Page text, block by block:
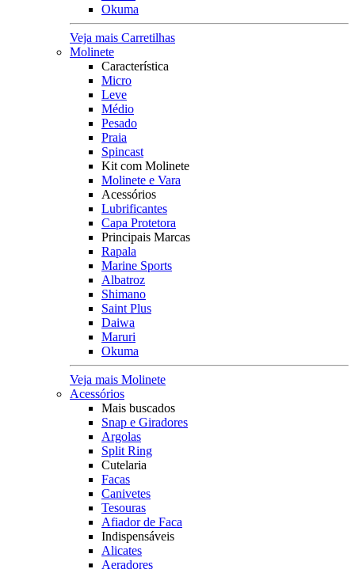
Okuma
Veja mais Carretilhas
Molinete
Característica
Micro
Leve
Médio
Pesado
Praia
Spincast
Kit com Molinete
Molinete e Vara
Acessórios
Lubrificantes
Capa Protetora
Principais Marcas
Rapala
Marine Sports
Albatroz
Shimano
Saint Plus
Daiwa
Maruri
Okuma
Veja mais Molinete
Acessórios
Mais buscados
Snap e Giradores
Argolas
Split Ring
Cutelaria
Facas
Canivetes
Tesouras
Afiador de Faca
Indispensáveis
Alicates
Aeradores